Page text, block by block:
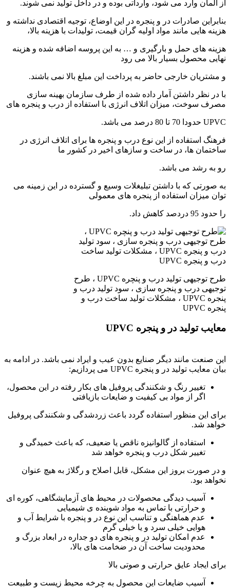
از آلمان وارد می شود، وارداتی بوده و در داخل تولید نمی شوند.
بنابراین صادرات در و پنجره در این اوضاع، توجیه اقتصادی نداشته و
هزینه هایی مانند مواد اولیه گران قیمت، تولیدات با هزینه بالا،
هزینه های حمل و بارگیری و … به این پروسه اضافه شده و هزینه
نهایی محصول بسیار بالا می رود
و مشتریان خارجی حاضر به پرداخت این مبلغ بالا نمی باشند.
با در نظر داشتن آمار داده شده از طرف سازمان بهینه سازی
مصرف سوخت، میزان اتلاف انرژی با استفاده از درب و پنجره های
UPVC حدودا 70 تا 80 درصد می باشد.
فرهنگ استفاده از این نوع درب و پنجره ها برای اتلاف انرژی در
ساختمان ها، در ساخت و سازهای اخیر در کشور ما
رو به رشد می باشد.
به صورتی که با داشتن تبلیغلات وسیع و گسترده در این زمینه می
توان میزان استفاده از پنجره های معمولی
را حدود 95 دردصد کاهش داد.
طرح توجیهی تولید درب و پنچره UPVC ، طرح
توجیهی درب و پنجره سازی ، سود تولید درب و
پنجره UPVC ، مشکلات تولید ساخت درب و
پنجره UPVC
معایب تولید در و پنجره UPVC
این صنعت مانند دیگر صنایع بدون عیب و ایراد نمی باشد. در ادامه به
بیان معایب تولید در و پنجره UPVC می پردازیم:
تغییر رنگ و شکنندگی پروفیل های بکار رفته در این محصول،
اگر از مواد بی کیفیت و ضایعات بازیافتی
برای این منظور استفاده گردد باعث زردشدگی و شکنندگی پروفیل
خواهد شد.
استفاده از گالوانیزه ناقص یا ضعیف، که باعث خمیدگی و
تغییر شکل درب و پنجره خواهد شد
و در صورت بروز این مشکل، قابل اصلاح و رگلاژ به هیچ عنوان
نخواهد بود.
آسیب دیدگی محصولات در محیط های آزمایشگاهی، کوره ای
و حرارتی با تماس به مواد شوینده ی شیمیایی
عدم هماهنگی و تناسب این نوع در و پنجره با شرایط آب و
هوایی خیلی سرد و یا خیلی گرم
عدم امکان تولید در و پنجره های دو جداره در ابعاد بزرگ و
محدودیت ساخت آن در ضخامت های بالا،
برای ایجاد عایق حرارتی و صوتی بالا
آسیب ضایعات این محصول به چرخه محیط زیست و طبیعت